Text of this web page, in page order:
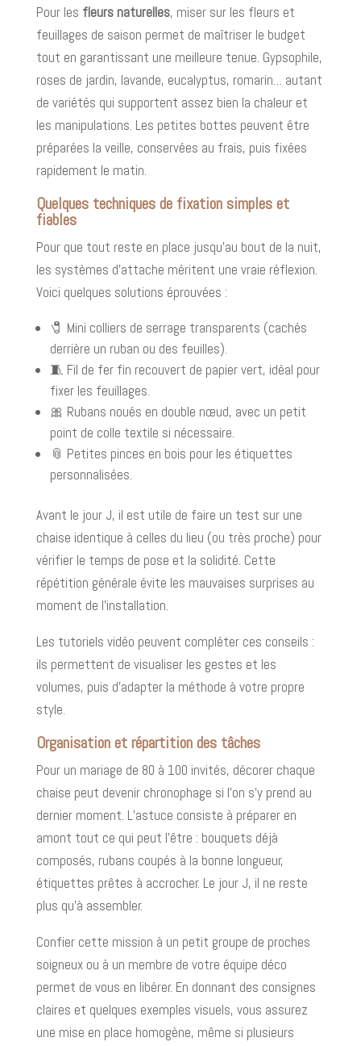
Pour les fleurs naturelles, miser sur les fleurs et
feuillages de saison permet de maîtriser le budget
tout en garantissant une meilleure tenue. Gypsophile,
roses de jardin, lavande, eucalyptus, romarin… autant
de variétés qui supportent assez bien la chaleur et
les manipulations. Les petites bottes peuvent être
préparées la veille, conservées au frais, puis fixées
rapidement le matin.
Quelques techniques de fixation simples et
fiables
Pour que tout reste en place jusqu’au bout de la nuit,
les systèmes d’attache méritent une vraie réflexion.
Voici quelques solutions éprouvées :
🧷 Mini colliers de serrage transparents (cachés
derrière un ruban ou des feuilles).
🧵 Fil de fer fin recouvert de papier vert, idéal pour
fixer les feuillages.
🎀 Rubans noués en double nœud, avec un petit
point de colle textile si nécessaire.
📎 Petites pinces en bois pour les étiquettes
personnalisées.
Avant le jour J, il est utile de faire un test sur une
chaise identique à celles du lieu (ou très proche) pour
vérifier le temps de pose et la solidité. Cette
répétition générale évite les mauvaises surprises au
moment de l’installation.
Les tutoriels vidéo peuvent compléter ces conseils :
ils permettent de visualiser les gestes et les
volumes, puis d’adapter la méthode à votre propre
style.
Organisation et répartition des tâches
Pour un mariage de 80 à 100 invités, décorer chaque
chaise peut devenir chronophage si l’on s’y prend au
dernier moment. L’astuce consiste à préparer en
amont tout ce qui peut l’être : bouquets déjà
composés, rubans coupés à la bonne longueur,
étiquettes prêtes à accrocher. Le jour J, il ne reste
plus qu’à assembler.
Confier cette mission à un petit groupe de proches
soigneux ou à un membre de votre équipe déco
permet de vous en libérer. En donnant des consignes
claires et quelques exemples visuels, vous assurez
une mise en place homogène, même si plusieurs